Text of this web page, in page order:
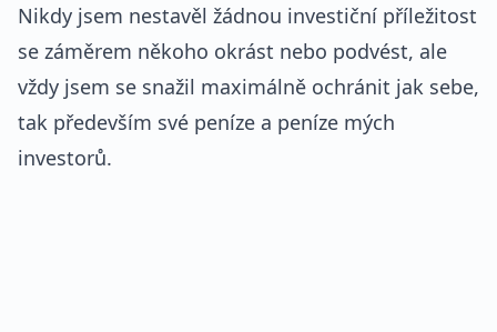
Nikdy jsem nestavěl žádnou investiční příležitost
se záměrem někoho okrást nebo podvést, ale
vždy jsem se snažil maximálně ochránit jak sebe,
tak především své peníze a peníze mých
investorů.